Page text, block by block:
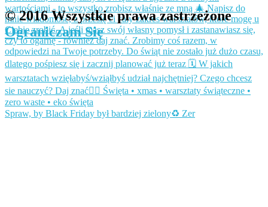
Spraw, by Black Friday był bardziej zielony♻️ Zer
© 2016 Wszystkie prawa zastrzeżone
Ograniczam Się